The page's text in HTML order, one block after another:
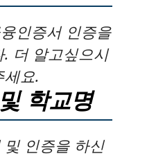
인증서 인증을
더 알고싶으시
요.
학교명
인증을 하신